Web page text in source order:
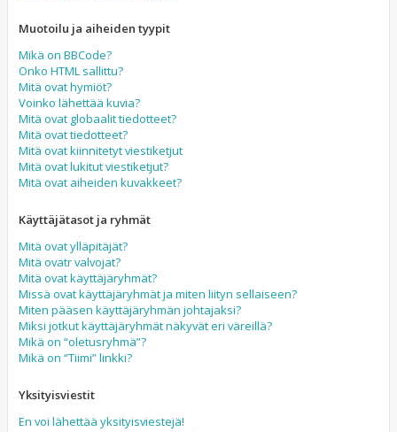
Muotoilu ja aiheiden tyypit
Mikä on BBCode?
Onko HTML sallittu?
Mitä ovat hymiöt?
Voinko lähettää kuvia?
Mitä ovat globaalit tiedotteet?
Mitä ovat tiedotteet?
Mitä ovat kiinnitetyt viestiketjut
Mitä ovat lukitut viestiketjut?
Mitä ovat aiheiden kuvakkeet?
Käyttäjätasot ja ryhmät
Mitä ovat ylläpitäjät?
Mitä ovatr valvojat?
Mitä ovat käyttäjäryhmät?
Missä ovat käyttäjäryhmät ja miten liityn sellaiseen?
Miten pääsen käyttäjäryhmän johtajaksi?
Miksi jotkut käyttäjäryhmät näkyvät eri väreillä?
Mikä on “oletusryhmä”?
Mikä on “Tiimi” linkki?
Yksityisviestit
En voi lähettää yksityisviestejä!